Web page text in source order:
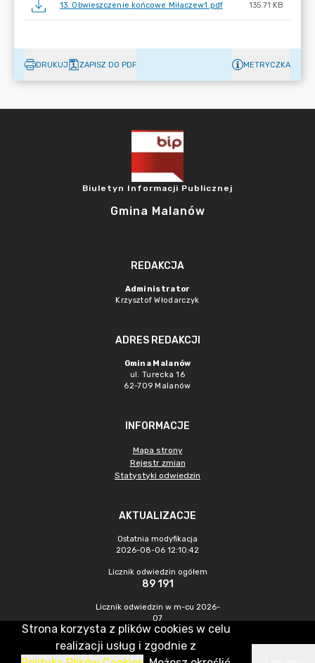
13. Obwieszczenie końcowe Miłaczew1.pdf 135.71 KB
DRUKUJ ZAPISZ DO PDF METRYCZKA
Biuletyn Informacji Publicznej
Gmina Malanów
REDAKCJA
Administrator
Krzysztof Włodarczyk
ADRES REDAKCJI
Gmina Malanów
ul. Turecka 16
62-709 Malanów
INFORMACJE
Mapa strony
Rejestr zmian
Statystyki odwiedzin
AKTUALIZACJE
Ostatnia modyfikacja
2026-08-06 12:10:42
Licznik odwiedzin ogółem
89 191
Licznik odwiedzin w m-cu 2026-
07
412
Strona korzysta z plików cookies w celu
realizacji usług i zgodnie z